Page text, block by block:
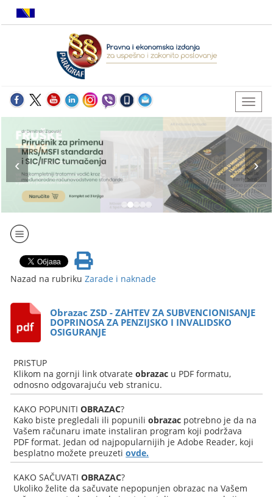
Nazad na rubrikuZarade i naknade
Obrazac ZSD - ZAHTEV ZA SUBVENCIONISANJE
DOPRINOSA ZA PENZIJSKO I INVALIDSKO
OSIGURANJE
PRISTUP
Klikom na gornji link otvarateobrazac u PDF formatu,
odnosno odgovarajuću veb stranicu.
KAKO POPUNITIOBRAZAC?
Kako biste pregledali ili popuniliobrazac potrebno je da na
Vašem računaru imate instaliran program koji podržava
PDF format. Jedan od najpopularnijih je Adobe Reader, koji
besplatno možete preuzetiovde.
KAKO SAČUVATIOBRAZAC?
Ukoliko želite da sačuvate nepopunjen obrazac na Vašem